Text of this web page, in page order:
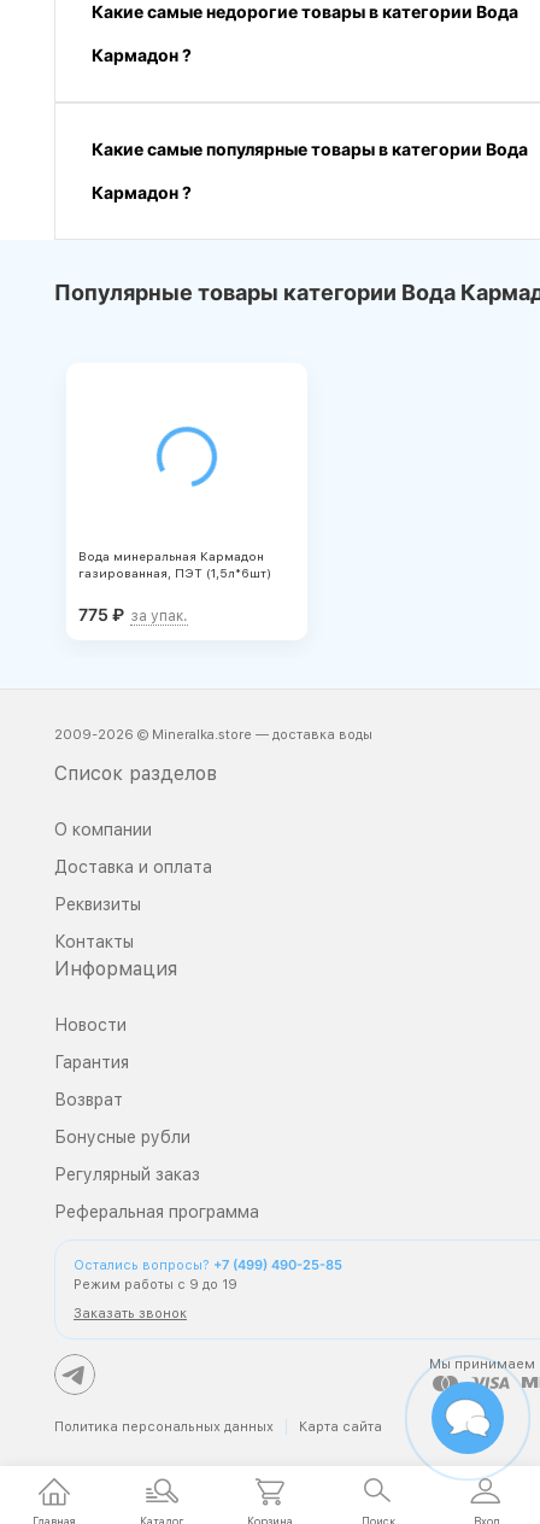
Какие самые недорогие товары в категории Вода
Кармадон ?
Какие самые популярные товары в категории Вода
Кармадон ?
Популярные товары категории Вода
Вода минеральная Кармадон
газированная, ПЭТ (1,5л*6шт)
775 ₽ за упак.
Главная Каталог Корзина Поиск Вход
2009-2026 © Mineralka.store — доставка воды
Список разделов
О компании
Доставка и оплата
Реквизиты
Контакты
Информация
Новости
Гарантия
Возврат
Бонусные рубли
Регулярный заказ
Реферальная программа
Остались вопросы? +7 (499) 490-25-85
Режим работы с 9 до 19
Заказать звонок
Мы принимаем
Политика персональных данных Карта сайта